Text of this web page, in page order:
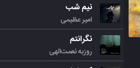
نیم شب
امیر عظیمی
نگرانتم
روزبه نعمت‌الهی